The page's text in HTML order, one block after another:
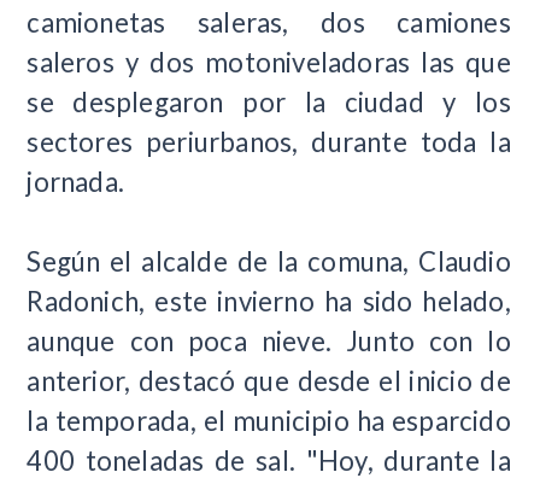
camionetas saleras, dos camiones
saleros y dos motoniveladoras las que
se desplegaron por la ciudad y los
sectores periurbanos, durante toda la
jornada.
Según el alcalde de la comuna, Claudio
Radonich, este invierno ha sido helado,
aunque con poca nieve. Junto con lo
anterior, destacó que desde el inicio de
la temporada, el municipio ha esparcido
400 toneladas de sal. "Hoy, durante la